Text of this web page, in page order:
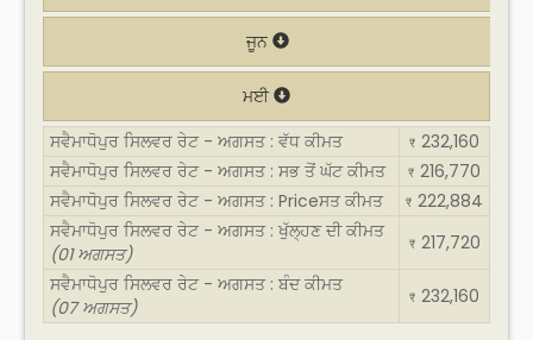
ਜੂਨ
ਮਈ
ਸਵੈਮਾਧੋਪੁਰ ਸਿਲਵਰ ਰੇਟ - ਅਗਸਤ : ਵੱਧ ਕੀਮਤ
₹ 232,160
ਸਵੈਮਾਧੋਪੁਰ ਸਿਲਵਰ ਰੇਟ - ਅਗਸਤ : ਸਭ ਤੋਂ ਘੱਟ ਕੀਮਤ
₹ 216,770
ਸਵੈਮਾਧੋਪੁਰ ਸਿਲਵਰ ਰੇਟ - ਅਗਸਤ : Priceਸਤ ਕੀਮਤ
₹ 222,884
ਸਵੈਮਾਧੋਪੁਰ ਸਿਲਵਰ ਰੇਟ - ਅਗਸਤ : ਖੁੱਲ੍ਹਣ ਦੀ ਕੀਮਤ
(01 ਅਗਸਤ)
₹ 217,720
ਸਵੈਮਾਧੋਪੁਰ ਸਿਲਵਰ ਰੇਟ - ਅਗਸਤ : ਬੰਦ ਕੀਮਤ
(07 ਅਗਸਤ)
₹ 232,160